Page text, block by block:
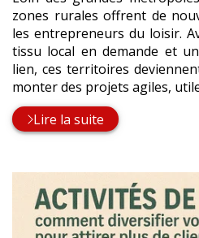
zones rurales offrent de
les entrepreneurs du loisir.
tissu local en demande et
lien, ces territoires
monter des projets agiles,
Lire la suite